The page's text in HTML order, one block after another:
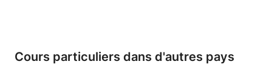
Cours particuliers dans d'autres pays